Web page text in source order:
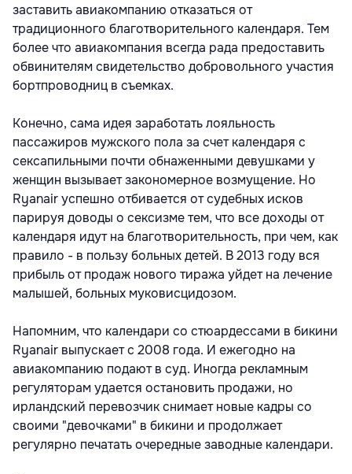
заставить авиакомпанию отказаться от
традиционного благотворительного календаря. Тем
более что авиакомпания всегда рада предоставить
обвинителям свидетельство добровольного участия
бортпроводниц в съемках.
Конечно, сама идея заработать лояльность
пассажиров мужского пола за счет календаря с
сексапильными почти обнаженными девушками у
женщин вызывает закономерное возмущение. Но
Ryanair успешно отбивается от судебных исков
парируя доводы о сексизме тем, что все доходы от
календаря идут на благотворительность, при чем, как
правило - в пользу больных детей. В 2013 году вся
прибыль от продаж нового тиража уйдет на лечение
малышей, больных муковисцидозом.
Напомним, что календари со стюардессами в бикини
Ryanair выпускает с 2008 года. И ежегодно на
авиакомпанию подают в суд. Иногда рекламным
регуляторам удается остановить продажи, но
ирландский перевозчик снимает новые кадры со
своими "девочками" в бикини и продолжает
регулярно печатать очередные заводные календари.